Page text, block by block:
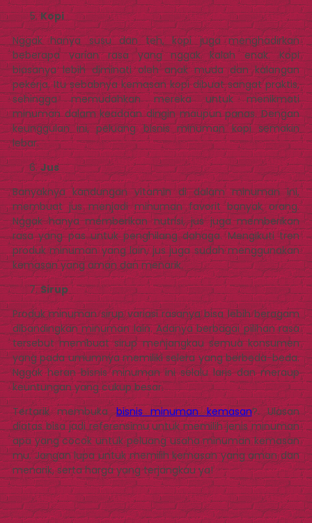
Kopi
Nggak hanya susu dan teh, kopi juga menghadirkan
beberapa varian rasa yang nggak kalah enak. Kopi
biasanya lebih diminati oleh anak muda dan kalangan
pekerja. Itu sebabnya kemasan kopi dibuat sangat praktis,
sehingga memudahkan mereka untuk menikmati
minuman dalam keadaan dingin maupun panas. Dengan
keunggulan ini, peluang bisnis minuman kopi semakin
lebar.
Jus
Banyaknya kandungan vitamin di dalam minuman ini,
membuat jus menjadi minuman favorit banyak orang.
Nggak hanya memberikan nutrisi, jus juga memberikan
rasa yang pas untuk penghilang dahaga. Mengikuti tren
produk minuman yang lain, jus juga sudah menggunakan
kemasan yang aman dan menarik.
Sirup
Produk minuman sirup variasi rasanya bisa lebih beragam
dibandingkan minuman lain. Adanya berbagai pilihan rasa
tersebut membuat sirup menjangkau semua konsumen
yang pada umumnya memiliki selera yang berbeda-beda.
Nggak heran bisnis minuman ini selalu laris dan meraup
keuntungan yang cukup besar.
Tertarik membukabisnis minuman kemasan?. Ulasan
diatas bisa jadi referensimu untuk memilih jenis minuman
apa yang cocok untuk peluang usaha minuman kemasan
mu. Jangan lupa untuk memilih kemasan yang aman dan
menarik, serta harga yang terjangkau ya!